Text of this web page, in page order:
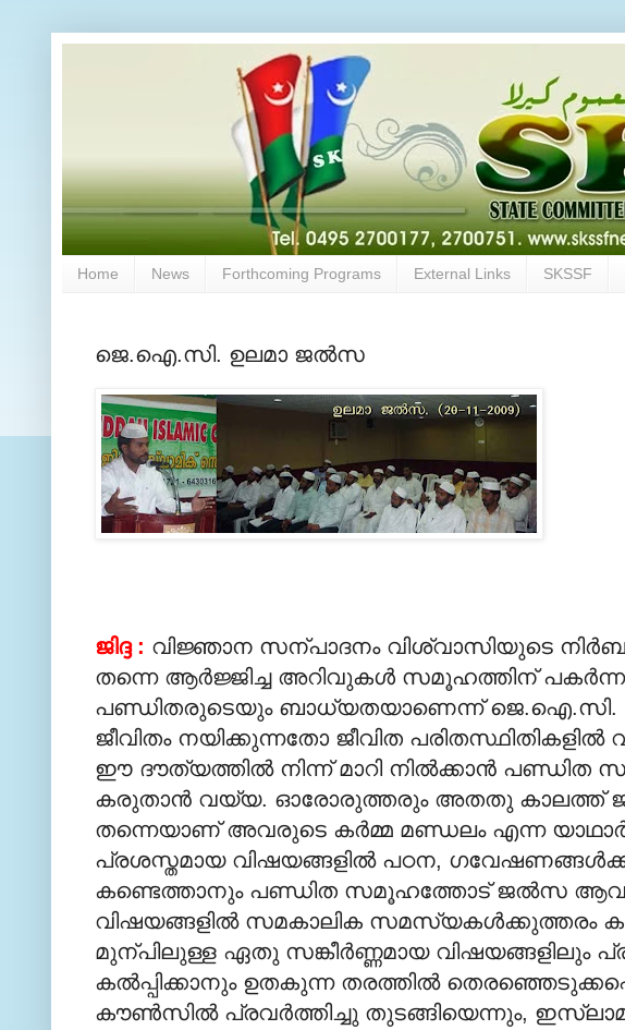
Home News Forthcoming Programs External Links SKSSF
ജെ.ഐ.സി. ഉലമാ ജല്‍സ
ജിദ്ദ : വിജ്ഞാന സന്പാദനം വിശ്വാസിയുടെ
തന്നെ ആര്‍ജ്ജിച്ച അറിവുകള്‍ സമൂഹത്തിന്
പണ്ഡിതരുടെയും ബാധ്യതയാണെന്ന് ജെ.ഐ.സി.
ജീവിതം നയിക്കുന്നതോ ജീവിത പരിതസ്ഥിതികളില്‍
ഈ ദൗത്യത്തില്‍ നിന്ന് മാറി നില്‍ക്കാന്‍
കരുതാന്‍ വയ്യ. ഓരോരുത്തരും അതതു കാലത്ത്
തന്നെയാണ് അവരുടെ കര്‍മ്മ മണ്ഡലം എന്ന
പ്രശസ്തമായ വിഷയങ്ങളില്‍ പഠന,
കണ്ടെത്താനും പണ്ഡിത സമൂഹത്തോട് ജല്‍സ
വിഷയങ്ങളില്‍ സമകാലിക സമസ്യകള്‍ക്കുത്തരം
മുന്പിലുള്ള ഏതു സങ്കീര്‍ണ്ണമായ വിഷയങ്ങളിലും
കല്‍പ്പിക്കാനും ഉതകുന്ന തരത്തില്‍
കൗണ്‍സില്‍ പ്രവര്‍ത്തിച്ചു തുടങ്ങിയെന്നും,